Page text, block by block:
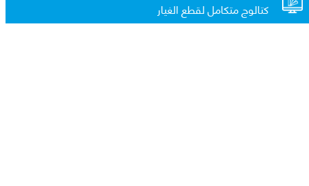
كتالوج متكامل لقطع الغيار